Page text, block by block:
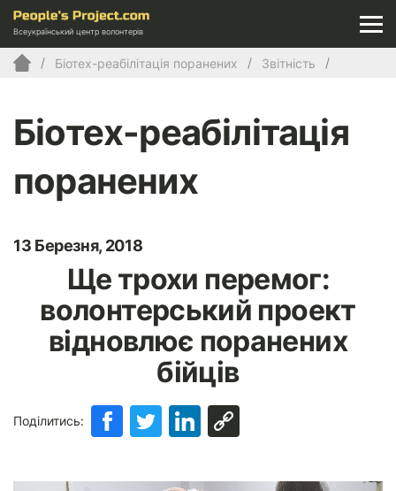
Всеукраїнський центр волонтерів
Біотех-реабілітація поранених Звітність
Біотех-реабілітація
поранених
13 Березня, 2018
Ще трохи перемог:
волонтерський проект
відновлює поранених
бійців
Поділитись: